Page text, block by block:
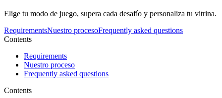
Elige tu modo de juego, supera cada desafío y personaliza tu vitrina.
RequirementsNuestro procesoFrequently asked questions
Contents
Requirements
Nuestro proceso
Frequently asked questions
Contents